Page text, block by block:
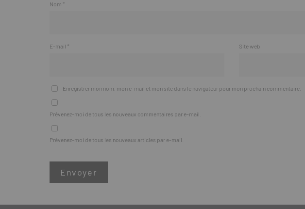
Nom *
E-mail * Site web
Enregistrer mon nom, mon e-mail et mon site dans le navigateur pour mon prochain commentaire.
Prévenez-moi de tous les nouveaux commentaires par e-mail.
Prévenez-moi de tous les nouveaux articles par e-mail.